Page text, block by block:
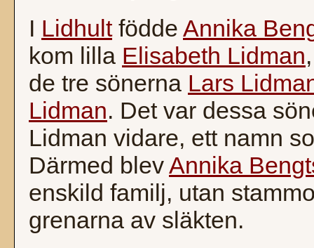
I Lidhultfödde Annika
kom lilla Elisabeth Lidman
de tre sönerna Lars
Lidman. Det var dessa
Lidman vidare, ett namn
Därmed blevAnnika
enskild familj, utan
grenarna av släkten.